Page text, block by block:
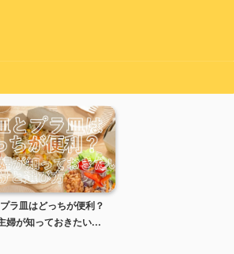
ラ皿はどっちが便利？
婦が知っておきたい...